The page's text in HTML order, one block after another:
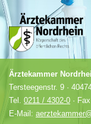
Ärztekammer
Tersteegenstr. 9 ·
Tel. 0211 / 4302-0 ·
E-Mail: